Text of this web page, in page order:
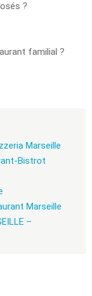
?
familial ?
Marseille
Bistrot
Marseille
–